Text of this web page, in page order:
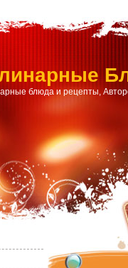
блюда и рецепты,